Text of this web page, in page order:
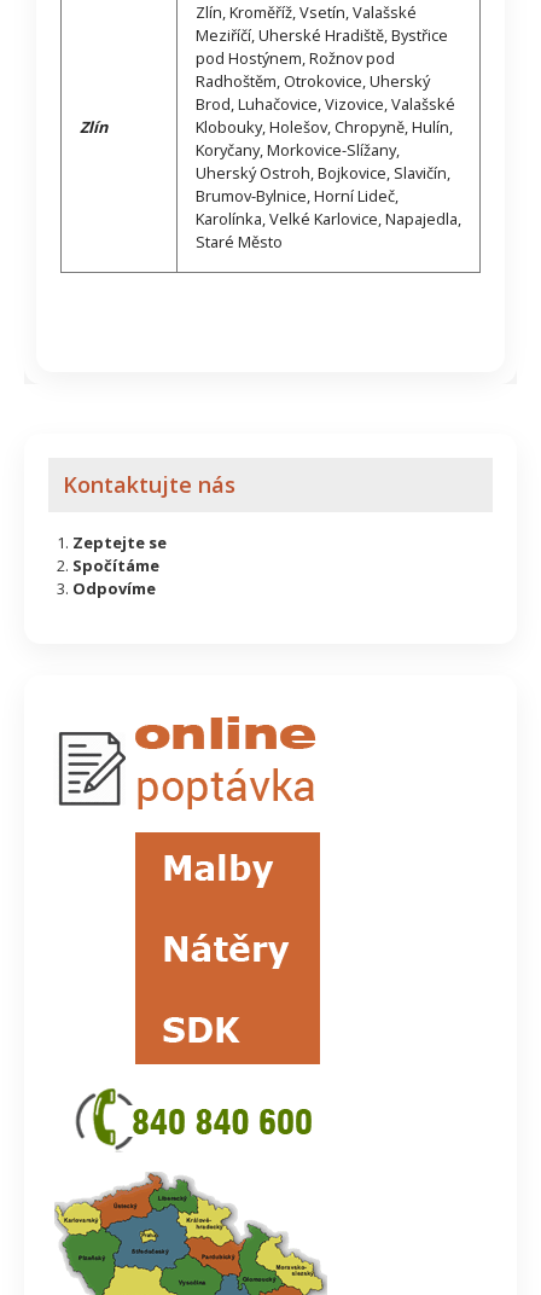
Zlín
Zlín, Kroměříž, Vsetín, Valašské
Meziříčí, Uherské Hradiště, Bystřice
pod Hostýnem, Rožnov pod
Radhoštěm, Otrokovice, Uherský
Brod, Luhačovice, Vizovice, Valašské
Klobouky, Holešov, Chropyně, Hulín,
Koryčany, Morkovice-Slížany,
Uherský Ostroh, Bojkovice, Slavičín,
Brumov-Bylnice, Horní Lideč,
Karolínka, Velké Karlovice, Napajedla,
Staré Město
Kontaktujte nás
Zeptejte se
Spočítáme
Odpovíme